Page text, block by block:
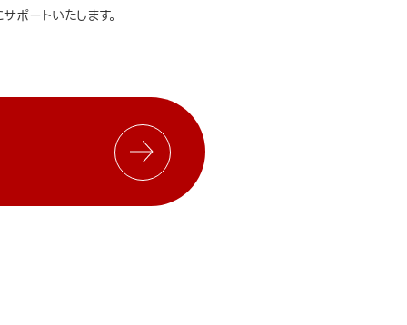
ポートいたします。